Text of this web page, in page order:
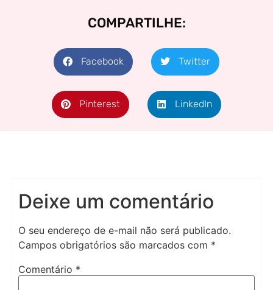
COMPARTILHE:
Facebook Twitter
Pinterest LinkedIn
Deixe um comentário
O seu endereço de e-mail não será publicado.
Campos obrigatórios são marcados com *
Comentário *